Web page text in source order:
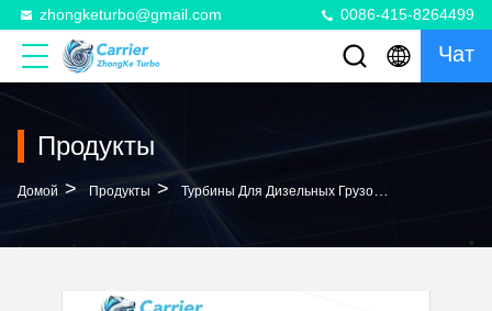
zhongketurbo@gmail.com 0086-415-8264499
Чат
Продукты
Домой > Продукты > Турбины Для Дизельных Грузовиков